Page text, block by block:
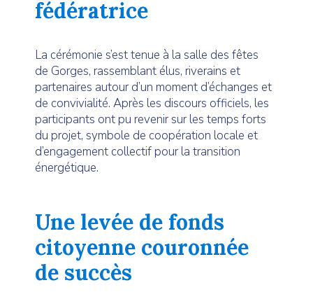
fédératrice
La cérémonie s’est tenue à la salle des fêtes
de Gorges, rassemblant élus, riverains et
partenaires autour d’un moment d’échanges et
de convivialité. Après les discours officiels, les
participants ont pu revenir sur les temps forts
du projet, symbole de coopération locale et
d’engagement collectif pour la transition
énergétique.
Une levée de fonds
citoyenne couronnée
de succès